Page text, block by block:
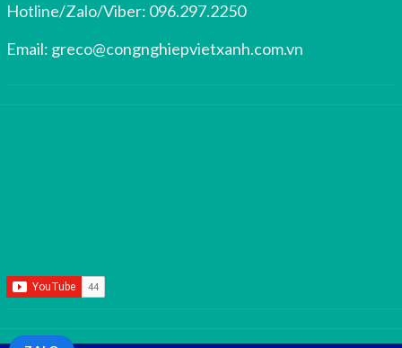
Hotline/Zalo/Viber: 096.297.2250
Email: greco@congnghiepvietxanh.com.vn